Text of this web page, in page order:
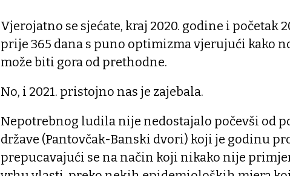
Vjerojatno se sjećate, kraj 2020. godine i početak
prije 365 dana s puno optimizma vjerujući kako
može biti gora od prethodne.
No, i 2021. pristojno nas je zajebala.
Nepotrebnog ludila nije nedostajalo počevši od
države (Pantovčak-Banski dvori) koji je godinu
prepucavajući se na način koji nikako nije